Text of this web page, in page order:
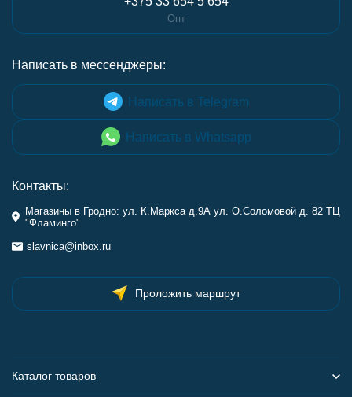
Опт
Написать в мессенджеры:
Написать в Telegram
Написать в Whatsapp
Контакты:
Магазины в Гродно: ул. К.Маркса д.9А ул. О.Соломовой д. 82 ТЦ
"Фламинго"
slavnica@inbox.ru
Проложить маршрут
Каталог товаров